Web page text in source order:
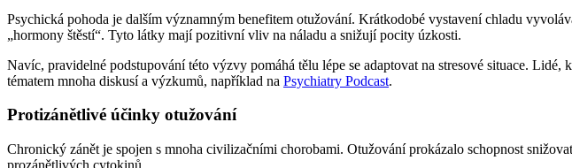
Psychická pohoda je dalším významným benefitem otužování. Krátkodobé vystavení chladu
„hormony štěstí“. Tyto látky mají pozitivní vliv na náladu a snižují pocity úzkosti.
Navíc, pravidelné podstupování této výzvy pomáhá tělu lépe se adaptovat na stresové situace.
tématem mnoha diskusí a výzkumů, například na Psychiatry Podcast.
Protizánětlivé účinky otužování
Chronický zánět je spojen s mnoha civilizačními chorobami. Otužování prokázalo schopnost